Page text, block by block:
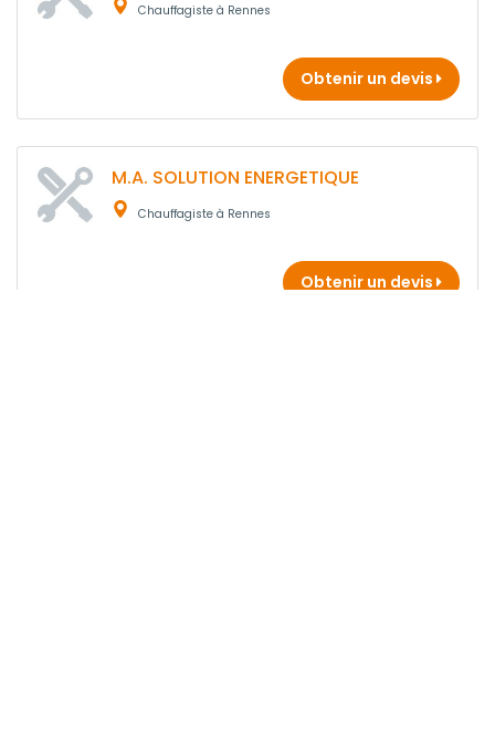
Chauffagiste à Rennes
Obtenir un devis
M.A. SOLUTION ENERGETIQUE
Chauffagiste à Rennes
Obtenir un devis